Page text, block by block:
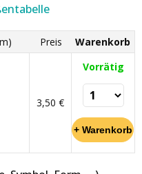
Preis Warenkorb
3,50 €
Vorrätig